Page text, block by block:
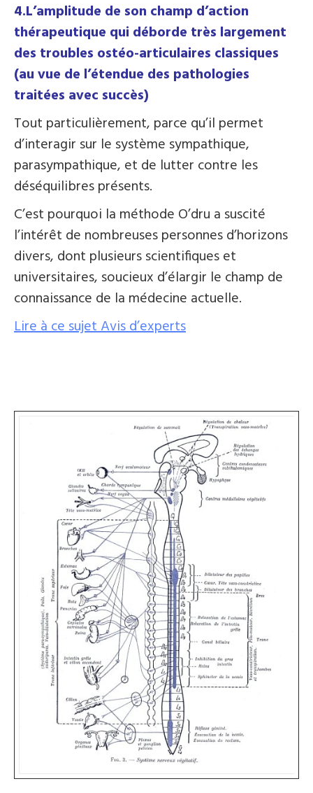
4.L’amplitude de son champ d’action
thérapeutique qui déborde très largement
des troubles ostéo-articulaires classiques
(au vue de l’étendue des pathologies
traitées avec succès)
Tout particulièrement, parce qu’il permet
d’interagir sur le système sympathique,
parasympathique, et de lutter contre les
déséquilibres présents.
C’est pourquoi la méthode O’dru a suscité
l’intérêt de nombreuses personnes d’horizons
divers, dont plusieurs scientifiques et
universitaires, soucieux d’élargir le champ de
connaissance de la médecine actuelle.
Lire à ce sujet Avis d’experts